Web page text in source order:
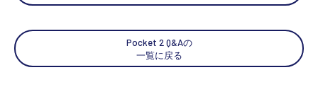
取扱店舗一覧
Pocket 2 Q&Aの
一覧に戻る